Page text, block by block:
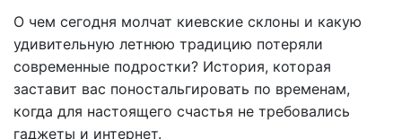
О чем сегодня молчат киевские склоны и какую
удивительную летнюю традицию потеряли
современные подростки? История, которая
заставит вас поностальгировать по временам,
когда для настоящего счастья не требовались
гаджеты и интернет.